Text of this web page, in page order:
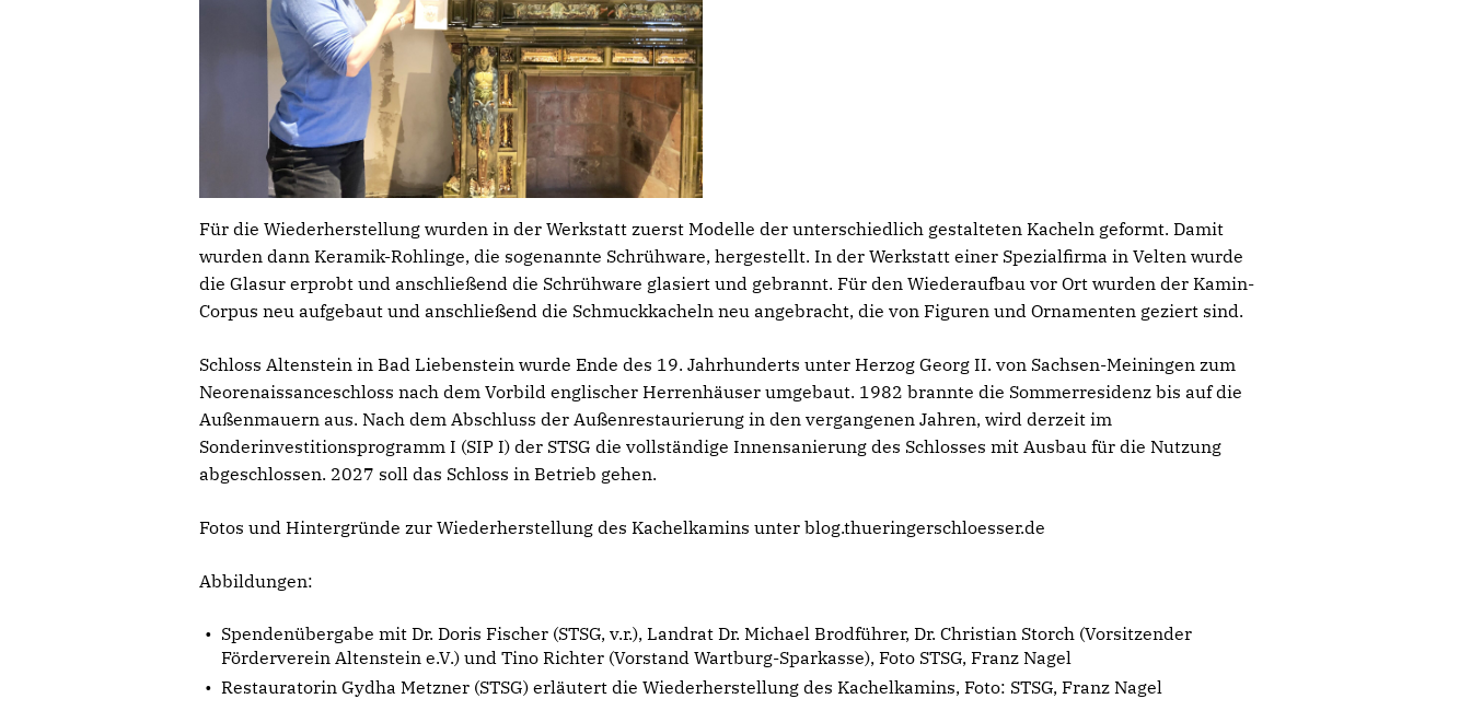
Für die Wiederherstellung wurden in der Werkstatt zuerst Modelle der unterschiedlich gestalteten Kacheln geformt. Damit
wurden dann Keramik-Rohlinge, die sogenannte Schrühware, hergestellt. In der Werkstatt einer Spezialfirma in Velten wurde
die Glasur erprobt und anschließend die Schrühware glasiert und gebrannt. Für den Wiederaufbau vor Ort wurden der Kamin-
Corpus neu aufgebaut und anschließend die Schmuckkacheln neu angebracht, die von Figuren und Ornamenten geziert sind.
Schloss Altenstein in Bad Liebenstein wurde Ende des 19. Jahrhunderts unter Herzog Georg II. von Sachsen-Meiningen zum
Neorenaissanceschloss nach dem Vorbild englischer Herrenhäuser umgebaut. 1982 brannte die Sommerresidenz bis auf die
Außenmauern aus. Nach dem Abschluss der Außenrestaurierung in den vergangenen Jahren, wird derzeit im
Sonderinvestitionsprogramm I (SIP I) der STSG die vollständige Innensanierung des Schlosses mit Ausbau für die Nutzung
abgeschlossen. 2027 soll das Schloss in Betrieb gehen.
Fotos und Hintergründe zur Wiederherstellung des Kachelkamins unter blog.thueringerschloesser.de
Abbildungen:
Spendenübergabe mit Dr. Doris Fischer (STSG, v.r.), Landrat Dr. Michael Brodführer, Dr. Christian Storch (Vorsitzender
Förderverein Altenstein e.V.) und Tino Richter (Vorstand Wartburg-Sparkasse), Foto STSG, Franz Nagel
Restauratorin Gydha Metzner (STSG) erläutert die Wiederherstellung des Kachelkamins, Foto: STSG, Franz Nagel